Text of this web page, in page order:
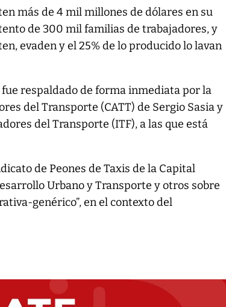
más de 4 mil millones de dólares en su
de 300 mil familias de trabajadores, y
evaden y el 25% de lo producido lo lavan
respaldado de forma inmediata por la
del Transporte (CATT) de Sergio Sasia y
del Transporte (ITF), a las que está
de Peones de Taxis de la Capital
Urbano y Transporte y otros sobre
genérico”, en el contexto del